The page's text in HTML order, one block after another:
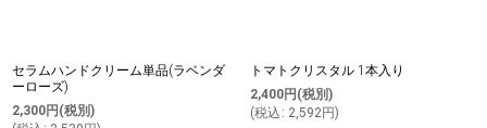
セラムハンドクリーム単品(ラベンダ
ーローズ)
2,300円 (税別)
トマトクリスタル 1本入り
2,400円 (税別)
(税込 : 2,592円)